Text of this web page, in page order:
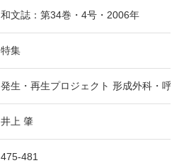
和文誌：第34巻・4号・2006年
特集
発生・再生プロジェクト 形成外科・呼
井上 肇
475-481